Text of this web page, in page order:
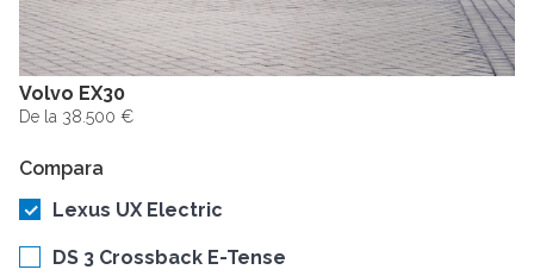
Volvo EX30
De la 38.500 €
Compara
Lexus UX Electric
DS 3 Crossback E-Tense